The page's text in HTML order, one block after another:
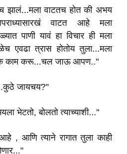
झालं...मला वाटतच होत की अभय
वाटत आहे मला
पाणी यावं हा विचार ही मला
एवढा त्रास होतोय तुला...मला
काम करू...चल जाऊ आपण.."
जायचय?"
भेटतो, बोलतो त्याच्याशी..."
, आणि त्याने रागात तुला काही